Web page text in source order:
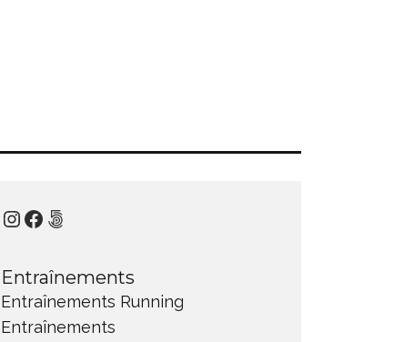
Instagram
Facebook
500px
Entraînements
Entraînements Running
Entraînements